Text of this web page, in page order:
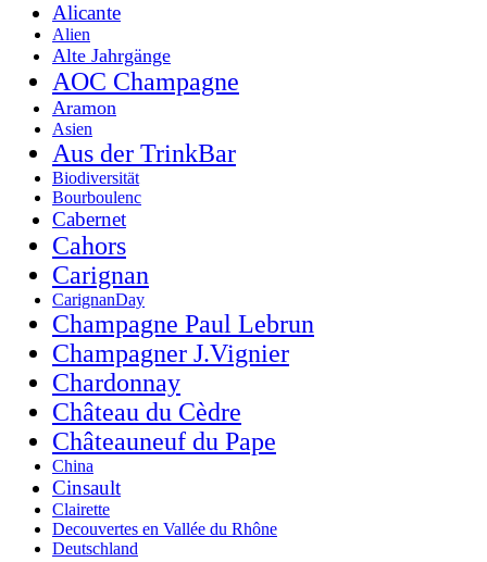
Alicante
Alien
Alte Jahrgänge
AOC Champagne
Aramon
Asien
Aus der TrinkBar
Biodiversität
Bourboulenc
Cabernet
Cahors
Carignan
CarignanDay
Champagne Paul Lebrun
Champagner J.Vignier
Chardonnay
Château du Cèdre
Châteauneuf du Pape
China
Cinsault
Clairette
Decouvertes en Vallée du Rhône
Deutschland